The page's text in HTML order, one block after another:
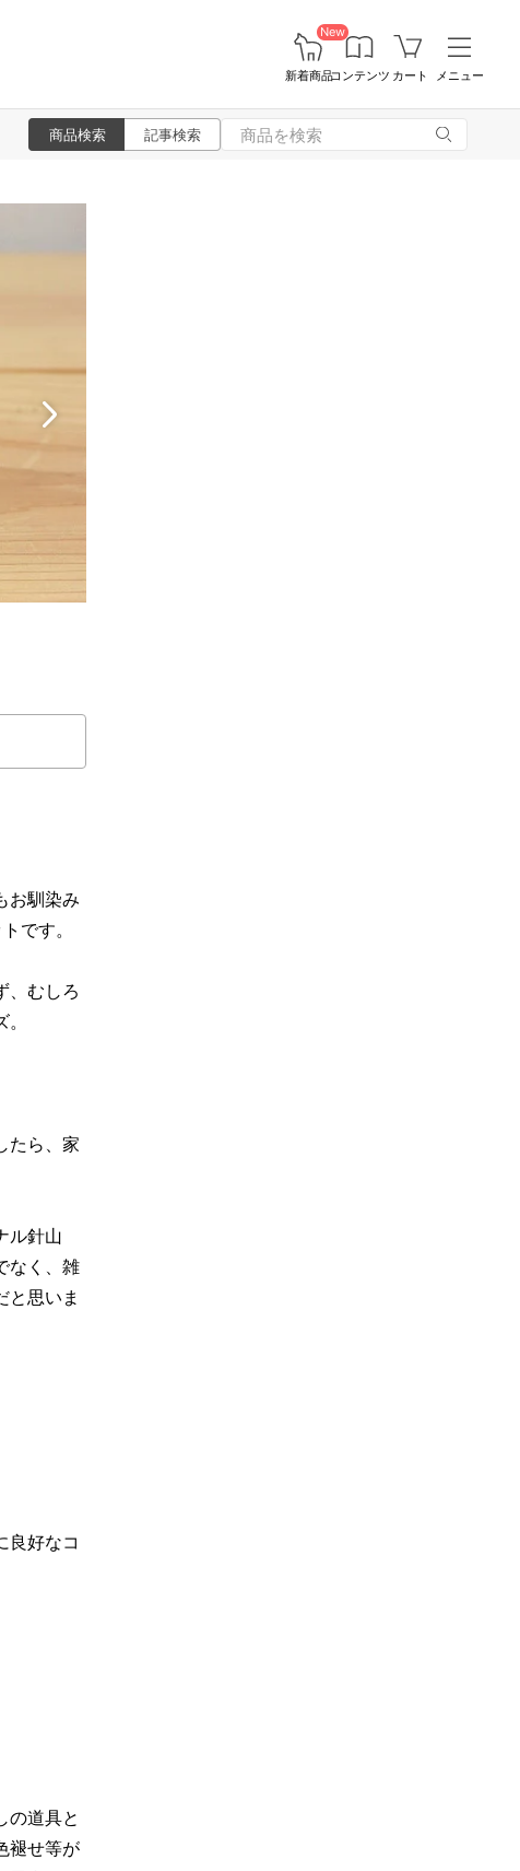
New
新着商品コンテンツ カート メニュー
商品検索 記事検索
お馴染み
です。
、むしろ
たら、家
ル針山
なく、雑
と思いま
好なコ
の道具と
褪せ等が